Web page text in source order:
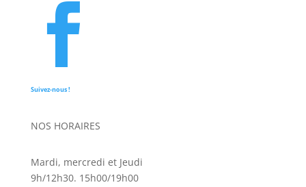

Suivez-nous !
NOS HORAIRES
Mardi, mercredi et Jeudi
9h/12h30. 15h00/19h00